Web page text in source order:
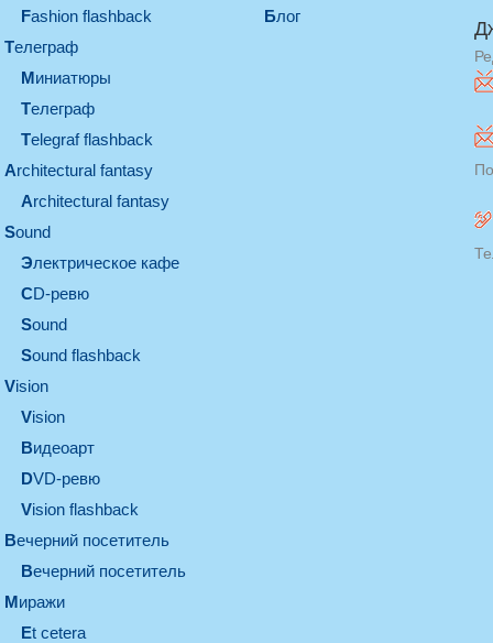
Fashion flashback
телеграф
миниатюры
телеграф
Telegraf flashback
architectural fantasy
architectural fantasy
sound
электрическое кафе
CD-ревю
sound
Sound flashback
vision
vision
видеоарт
DVD-ревю
Vision flashback
вечерний посетитель
вечерний посетитель
миражи
et cetera
Блог